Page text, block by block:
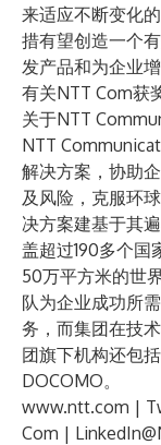
来适应不断变化
措有望创造一个
发产品和为企业
有关NTT Com获
关于NTT
NTT
解决方案，协助
及风险，克服环
决方案建基于其
盖超过190多个国
50万平方米的世
队为企业成功所
务，而集团在技
团旗下机构还包
DOCOMO。
www.ntt.com |
Com |